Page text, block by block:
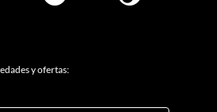
y ofertas: